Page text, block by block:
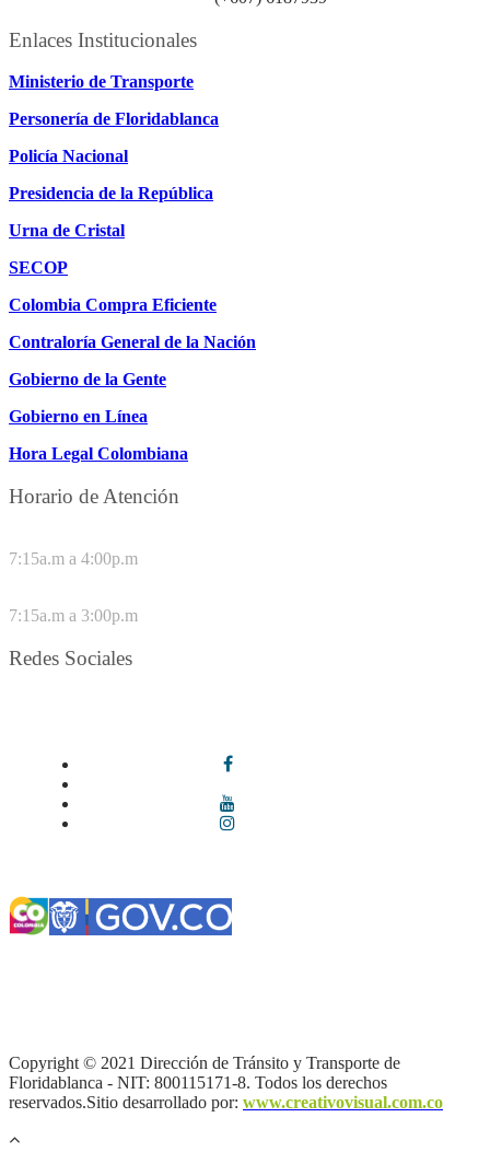
Enlaces Institucionales
Ministerio de Transporte
Personería de Floridablanca
Policía Nacional
Presidencia de la República
Urna de Cristal
SECOP
Colombia Compra Eficiente
Contraloría General de la Nación
Gobierno de la Gente
Gobierno en Línea
Hora Legal Colombiana
Horario de Atención
7:15a.m a 4:00p.m
7:15a.m a 3:00p.m
Redes Sociales
Copyright © 2021 Dirección de Tránsito y Transporte de
Floridablanca - NIT: 800115171-8. Todos los derechos
reservados.Sitio desarrollado por: www.creativovisual.com.co